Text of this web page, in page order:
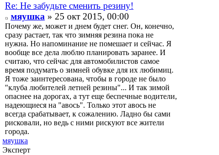
Re: Не забудьте сменить резину!
мяушка» 25 окт 2015, 00:00
Почему же, может и днем будет снег. Он, конечно,
сразу растает, так что зимняя резина пока не
нужна. Но напоминание не помешает и сейчас. Я
вообще все дела люблю планировать заранее. И
считаю, что сейчас для автомобилистов самое
время подумать о зимней обувке для их любимиц.
Я тоже заинтересована, чтобы в городе не было
"клуба любителей летней резины"... И так зимой
опаснее на дорогах, а тут еще беспечные водители,
надеющиеся на "авось". Только этот авось не
всегда срабатывает, к сожалению. Ладно бы сами
рисковали, но ведь с ними рискуют все жители
города.
мяушка
Эксперт